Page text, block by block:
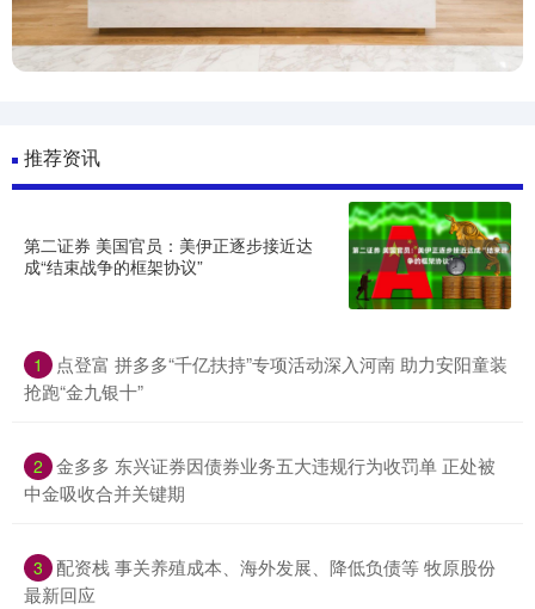
推荐资讯
第二证券 美国官员：美伊正逐步接近达
成“结束战争的框架协议”
1
点登富 拼多多“千亿扶持”专项活动深入河南 助力安阳童装
抢跑“金九银十”
2 金多多 东兴证券因债券业务五大违规行为收罚单 正处被
中金吸收合并关键期
3 配资栈 事关养殖成本、海外发展、降低负债等 牧原股份
最新回应